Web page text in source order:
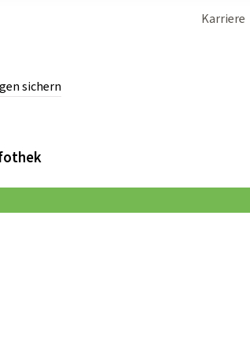
sichern
Karriere